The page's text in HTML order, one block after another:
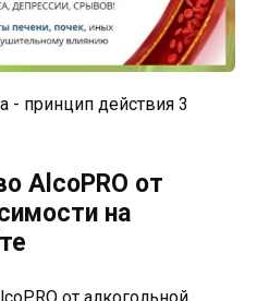
AlcoPRO от
на